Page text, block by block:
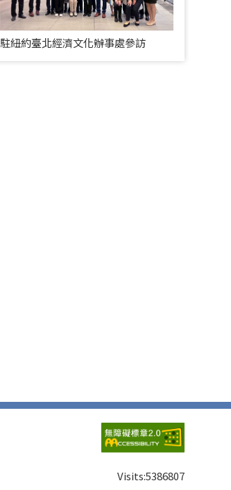
駐紐約臺北經濟文化辦事處參訪
Visits:5386807